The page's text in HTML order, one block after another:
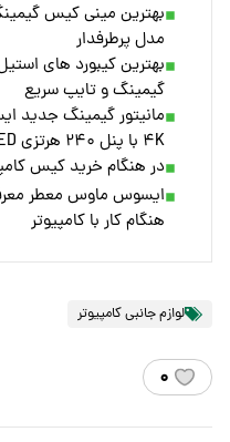
مدل پرطرفدار
گیمینگ و تایپ سریع
۴K با پنل ۲۴۰ هرتزی QD-OLED
در هنگام خرید کیس
ایسوس ماوس معطر
هنگام کار با کامپیوتر
لوازم جانبی کامپیوتر
۰